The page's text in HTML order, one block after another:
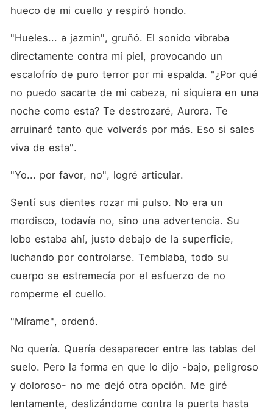
hueco de mi cuello y respiró hondo.
"Hueles... a jazmín", gruñó. El sonido vibraba
directamente contra mi piel, provocando un
escalofrío de puro terror por mi espalda. "¿Por qué
no puedo sacarte de mi cabeza, ni siquiera en una
noche como esta? Te destrozaré, Aurora. Te
arruinaré tanto que volverás por más. Eso si sales
viva de esta".
"Yo... por favor, no", logré articular.
Sentí sus dientes rozar mi pulso. No era un
mordisco, todavía no, sino una advertencia. Su
lobo estaba ahí, justo debajo de la superficie,
luchando por controlarse. Temblaba, todo su
cuerpo se estremecía por el esfuerzo de no
romperme el cuello.
"Mírame", ordenó.
No quería. Quería desaparecer entre las tablas del
suelo. Pero la forma en que lo dijo -bajo, peligroso
y doloroso- no me dejó otra opción. Me giré
lentamente, deslizándome contra la puerta hasta